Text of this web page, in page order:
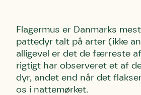
Flagermus er Danmarks
pattedyr talt på arter (ikke
alligevel er det de færreste
rigtigt har observeret et af
dyr, andet end når det
os i nattemørket.